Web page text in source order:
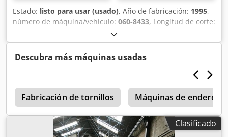
Estado: listo para usar (usado), Año de fabricación: 1995,
número de máquina/vehículo: 060-8433, Longitud de corte:
3500 mm Dsdozl Hhvopfx Aamekr Recorrido del soporte:
3800 mm Recorrido del puente: 3500 mm Ajuste de altura:
400 mm Diámetro del disco de corte: 625 mm Profundidad
de corte máx.: 210 mm Motor de accionamiento del
cabezal de corte: 12 kW, 2 velocidades: 950 y 1450 rpm
Mesa giratoria Láser
Descubra más máquinas usadas
Fabricación de tornillos Máquinas de
Clasificado